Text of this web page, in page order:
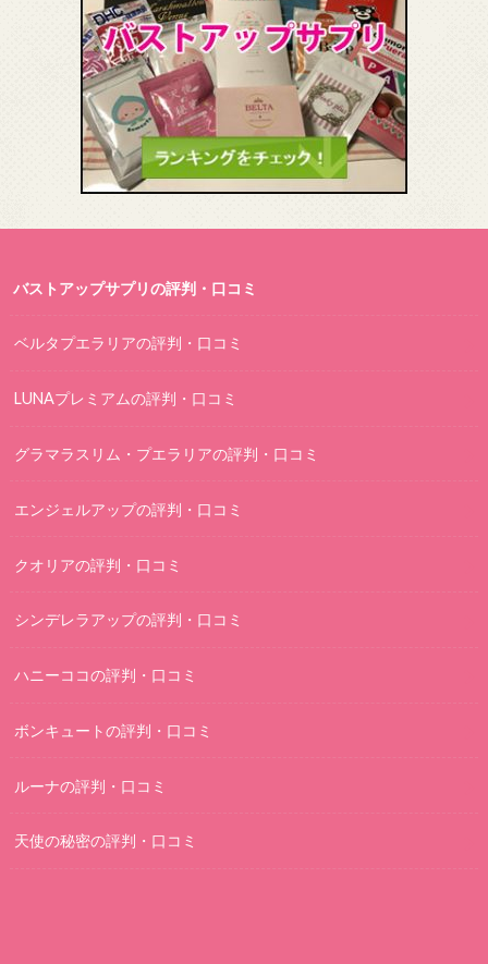
バストアップサプリの評判・口コミ
ベルタプエラリアの評判・口コミ
LUNAプレミアムの評判・口コミ
グラマラスリム・プエラリアの評判・口コミ
エンジェルアップの評判・口コミ
クオリアの評判・口コミ
シンデレラアップの評判・口コミ
ハニーココの評判・口コミ
ボンキュートの評判・口コミ
ルーナの評判・口コミ
天使の秘密の評判・口コミ